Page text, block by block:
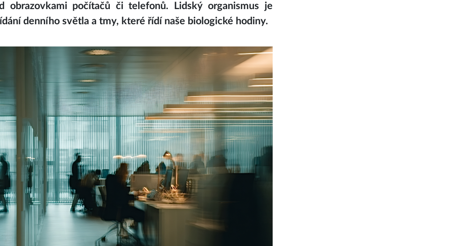
obrazovkami počítačů či telefonů. Lidský organismus je
denního světla a tmy, které řídí naše biologické hodiny.